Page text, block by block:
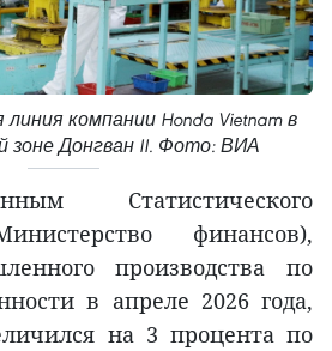
компании Honda Vietnam в
зоне Донгван II. Фото: ВИА
Статистического
финансов),
производства по
в апреле 2026 года,
на 3 процента по